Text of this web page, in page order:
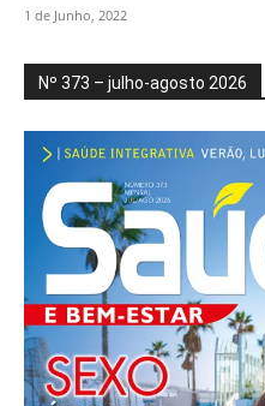
1 de Junho, 2022
Nº 373 – julho-agosto 2026